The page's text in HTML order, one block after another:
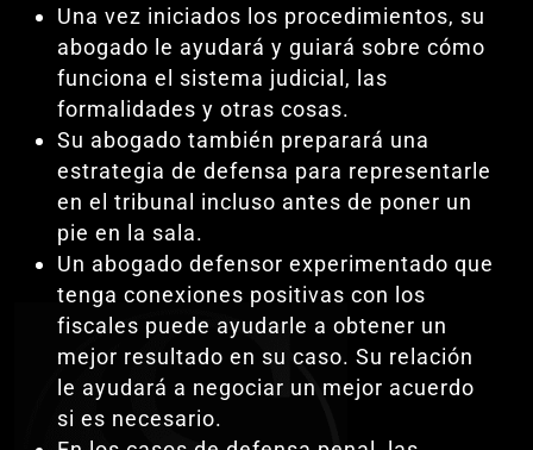
Una vez iniciados los procedimientos, su
abogado le ayudará y guiará sobre cómo
funciona el sistema judicial, las
formalidades y otras cosas.
Su abogado también preparará una
estrategia de defensa para representarle
en el tribunal incluso antes de poner un
pie en la sala.
Un abogado defensor experimentado que
tenga conexiones positivas con los
fiscales puede ayudarle a obtener un
mejor resultado en su caso. Su relación
le ayudará a negociar un mejor acuerdo
si es necesario.